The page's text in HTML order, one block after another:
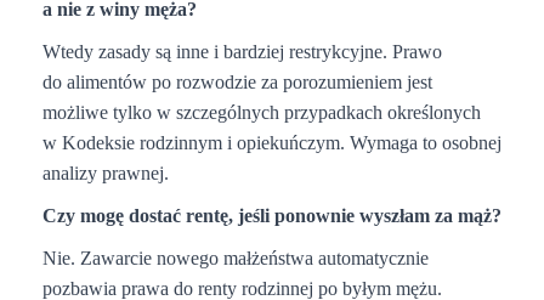
a nie z winy męża?
Wtedy zasady są inne i bardziej restrykcyjne. Prawo
do alimentów po rozwodzie za porozumieniem jest
możliwe tylko w szczególnych przypadkach określonych
w Kodeksie rodzinnym i opiekuńczym. Wymaga to osobnej
analizy prawnej.
Czy mogę dostać rentę, jeśli ponownie wyszłam za mąż?
Nie. Zawarcie nowego małżeństwa automatycznie
pozbawia prawa do renty rodzinnej po byłym mężu.